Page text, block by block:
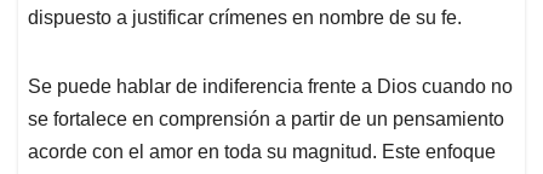
dispuesto a justificar crímenes en nombre de su fe.
Se puede hablar de indiferencia frente a Dios cuando no
se fortalece en comprensión a partir de un pensamiento
acorde con el amor en toda su magnitud. Este enfoque